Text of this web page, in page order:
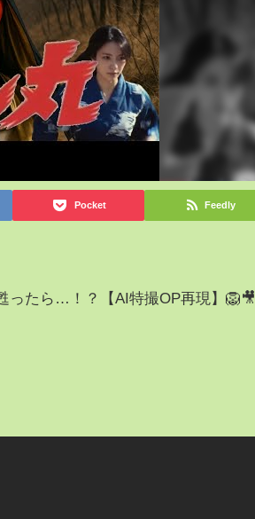
Pocket Feedly
ったら…！？【AI特撮OP再現】🦁🎥